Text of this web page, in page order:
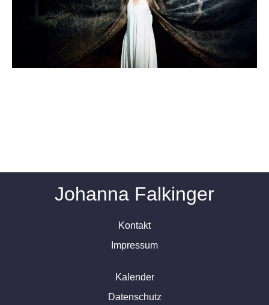
Johanna Falkinger
Kontakt
Impressum
Kalender
Datenschutz